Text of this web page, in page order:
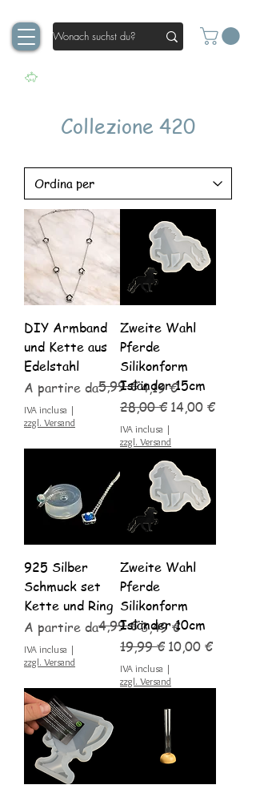
Collezione 420
DIY Armband
und Kette aus
Edelstahl
A partire da
Prezzo regolare5,99 €4,19 €
Prezzo scontato
IVA inclusa |
zzgl. Versand
Zweite Wahl
Pferde
Silikonform
Isländer 15cm
Prezzo regolare
28,00 € Prezzo
14,00 €
IVA inclusa |
zzgl. Versand
925 Silber
Schmuck set
Kette und Ring
A partire da
Prezzo regolare4,99 €3,49 €
Prezzo scontato
IVA inclusa |
zzgl. Versand
Zweite Wahl
Pferde
Silikonform
Isländer 10cm
Prezzo regolare
19,99 € Prezzo scontato
10,00 €
IVA inclusa |
zzgl. Versand